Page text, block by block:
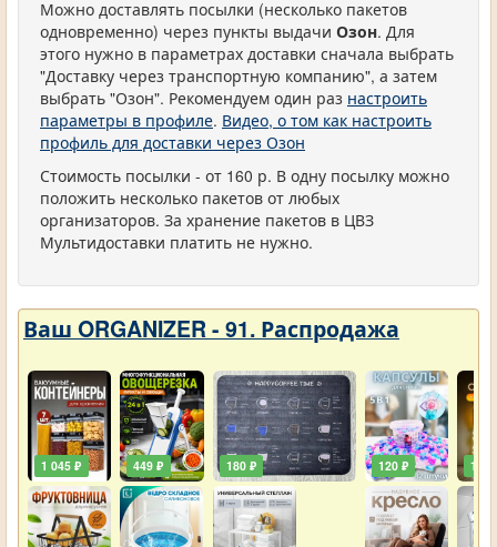
Можно доставлять посылки (несколько пакетов
одновременно) через пункты выдачи Озон. Для
этого нужно в параметрах доставки сначала выбрать
"Доставку через транспортную компанию", а затем
выбрать "Озон". Рекомендуем один раз настроить
параметры в профиле. Видео, о том как настроить
профиль для доставки через Озон
Стоимость посылки - от 160 р. В одну посылку можно
положить несколько пакетов от любых
организаторов. За хранение пакетов в ЦВЗ
Мультидоставки платить не нужно.
Ваш ORGANIZER - 91. Распродажа
1 045 ₽ 449 ₽ 180 ₽ 120 ₽ 129